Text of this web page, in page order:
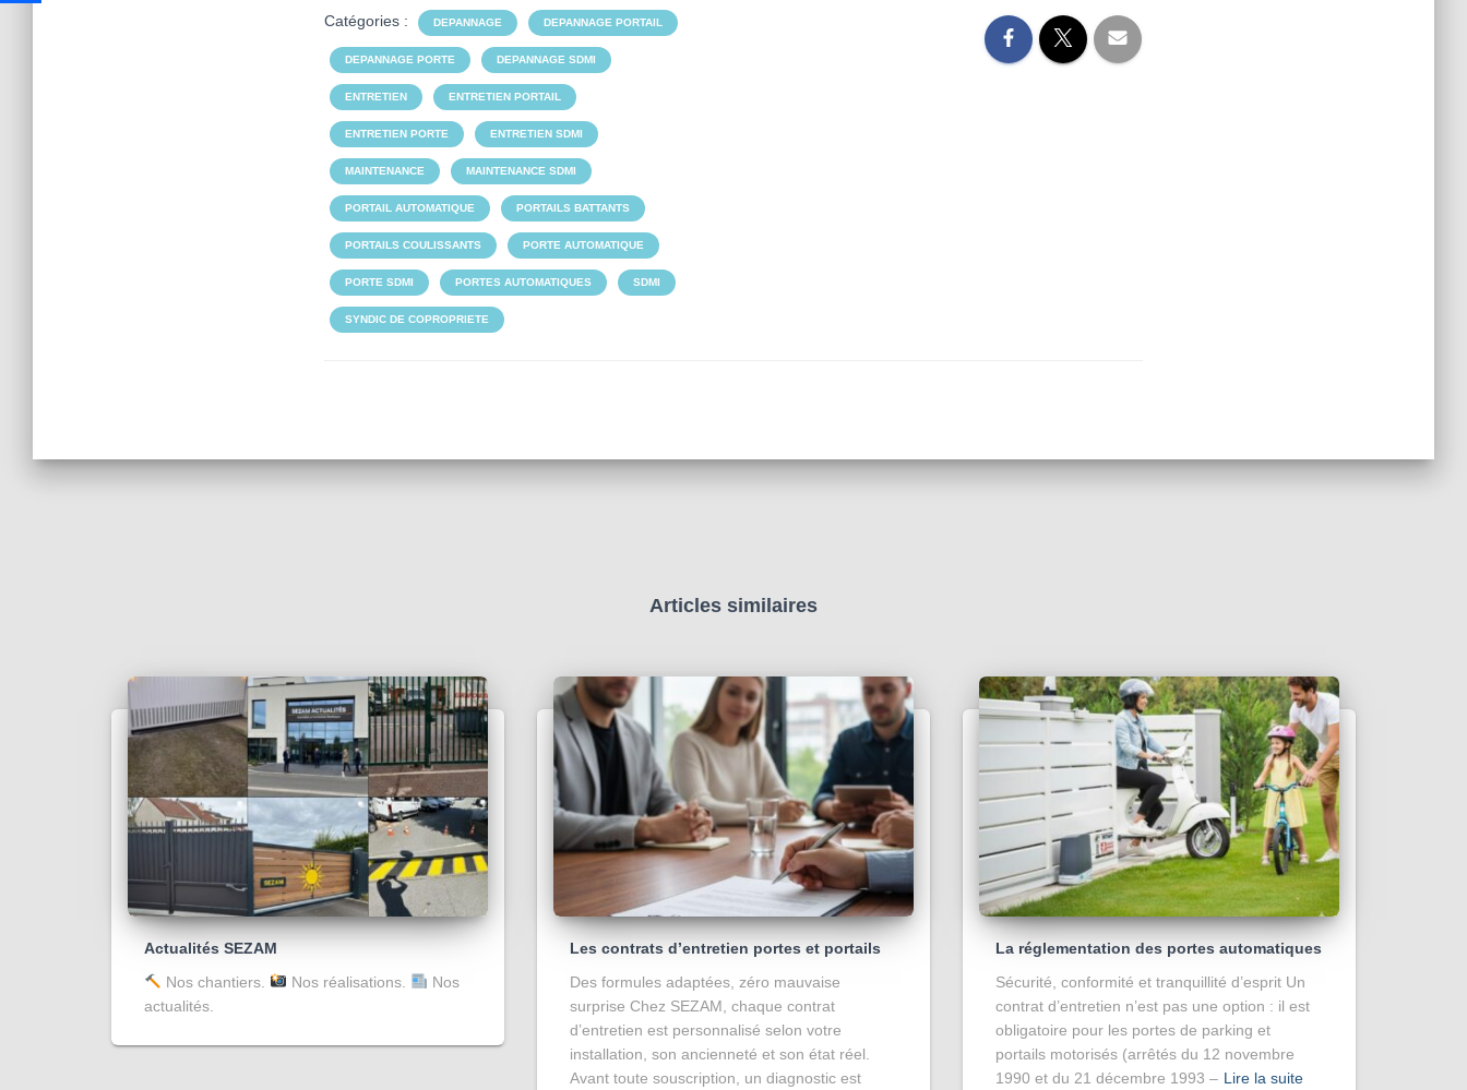
Catégories : DEPANNAGE DEPANNAGE PORTAIL
DEPANNAGE PORTE DEPANNAGE SDMI
ENTRETIEN ENTRETIEN PORTAIL
ENTRETIEN PORTE ENTRETIEN SDMI
MAINTENANCE MAINTENANCE SDMI
PORTAIL AUTOMATIQUE PORTAILS BATTANTS
PORTAILS COULISSANTS PORTE AUTOMATIQUE
PORTE SDMI PORTES AUTOMATIQUES SDMI
SYNDIC DE COPROPRIETE
Articles similaires
Actualités SEZAM
Nos chantiers.
Nos réalisations.
Nos
actualités.
Les contrats d’entretien portes et portails
Des formules adaptées, zéro mauvaise
surprise Chez SEZAM, chaque contrat
d’entretien est personnalisé selon votre
installation, son ancienneté et son état réel.
Avant toute souscription, un diagnostic est
La réglementation des portes automatiques
Sécurité, conformité et tranquillité d’esprit Un
contrat d’entretien n’est pas une option : il est
obligatoire pour les portes de parking et
portails motorisés (arrêtés du 12 novembre
1990 et du 21 décembre 1993 – Lire la suite